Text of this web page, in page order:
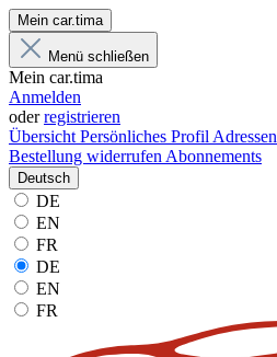
Mein car.tima
Menü schließen
Mein car.tima
Anmelden
oderregistrieren
Übersicht Persönliches Profil Adressen
Bestellung widerrufen Abonnements
Deutsch
DE
EN
FR
DE
EN
FR